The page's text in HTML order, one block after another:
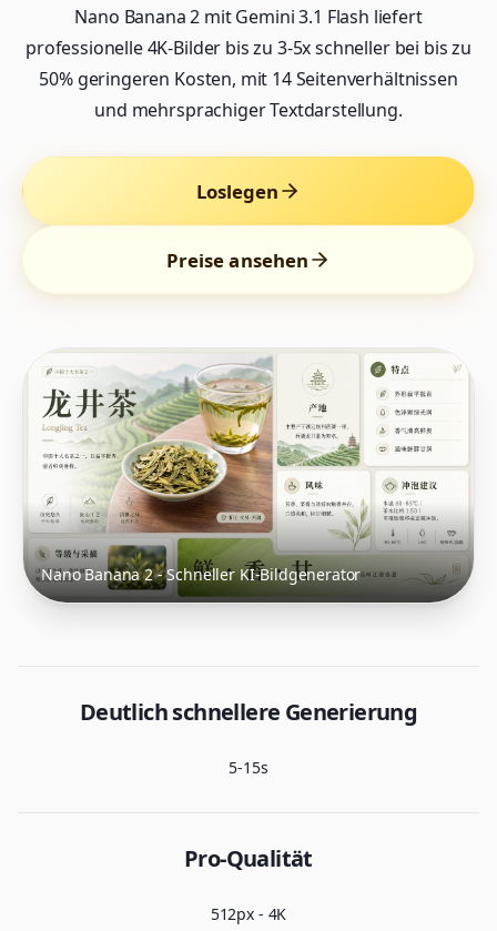
Nano Banana 2 mit Gemini 3.1 Flash liefert
professionelle 4K-Bilder bis zu 3-5x schneller bei bis zu
50% geringeren Kosten, mit 14 Seitenverhältnissen
und mehrsprachiger Textdarstellung.
Loslegen
Preise ansehen
Nano Banana 2 - Schneller KI-Bildgenerator
Deutlich schnellere Generierung
5-15s
Pro-Qualität
512px - 4K